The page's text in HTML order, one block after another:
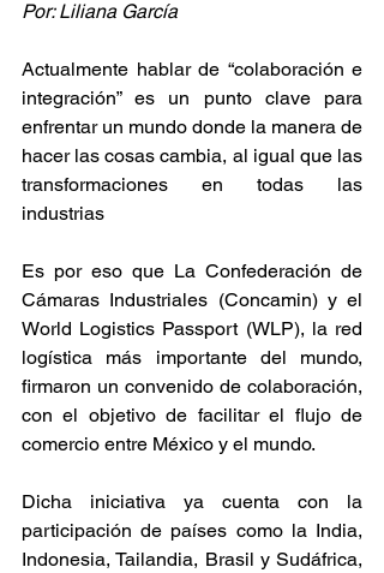
Por: Liliana García
Actualmente hablar de “colaboración e
integración” es un punto clave para
enfrentar un mundo donde la manera de
hacer las cosas cambia, al igual que las
transformaciones en todas las
industrias
Es por eso que La Confederación de
Cámaras Industriales (Concamin) y el
World Logistics Passport (WLP), la red
logística más importante del mundo,
firmaron un convenido de colaboración,
con el objetivo de facilitar el flujo de
comercio entre México y el mundo.
Dicha iniciativa ya cuenta con la
participación de países como la India,
Indonesia, Tailandia, Brasil y Sudáfrica,